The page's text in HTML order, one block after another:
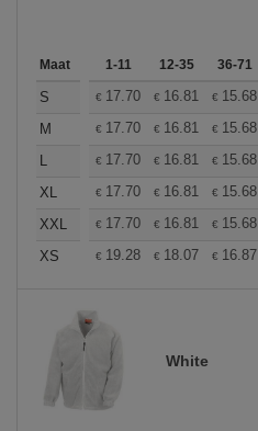
Maat 1-11 12-35 36-71
S € 17.70 € 16.81 € 15.68
M
€ 17.70 € 16.81 € 15.68
L
€ 17.70 € 16.81 € 15.68
XL
€ 17.70 € 16.81 € 15.68
XXL
€ 17.70 € 16.81 € 15.68
XS
€ 19.28 € 18.07 € 16.87
White